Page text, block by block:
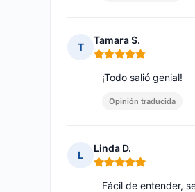
T
Tamara S.
Nota: 5 de 5
¡Todo salió genial!
Opinión traducida
L
Linda D.
Nota: 5 de 5
Fácil de entender,